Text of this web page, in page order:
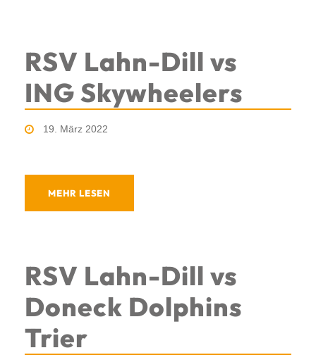
RSV Lahn-Dill vs
ING Skywheelers
19. März 2022
MEHR LESEN
RSV Lahn-Dill vs
Doneck Dolphins
Trier